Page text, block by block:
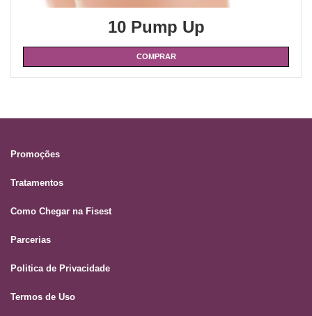
10 Pump Up
COMPRAR
Promoções
Tratamentos
Como Chegar na Fisest
Parcerias
Politica de Privacidade
Termos de Uso